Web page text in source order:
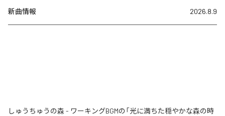
新曲情報 2026.8.9
しゅうちゅうの森 - ワーキングBGMの「光に満ちた穏やかな森の時